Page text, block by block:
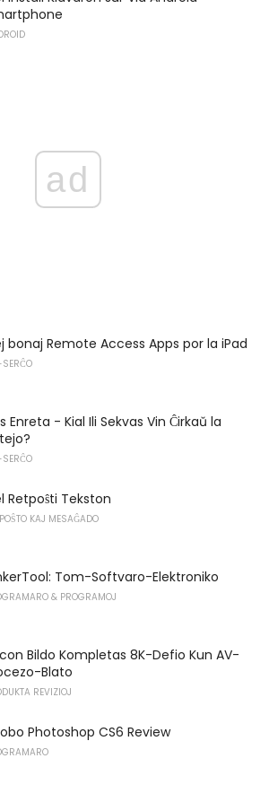
ad
bonaj Remote Access Apps por la iPad
Enreta - Kial Ili Sekvas Vin Ĉirkaŭ la
Retpoŝti Tekston
KAJ MESAĜADO
Tom-Softvaro-Elektroniko
& PROGRAMOJ
Bildo Kompletas 8K-Defio Kun AV-
Blato
REVIZIOJ
Photoshop CS6 Review